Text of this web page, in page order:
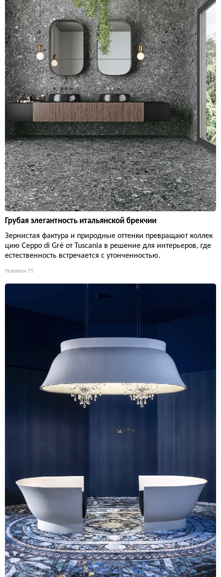
Грубая элегантность итальянской брекчии
Зернистая фактура и природные оттенки превращают коллек
цию Ceppo di Gré от Tuscania в решение для интерьеров, где
естественность встречается с утонченностью.
Новинки 75